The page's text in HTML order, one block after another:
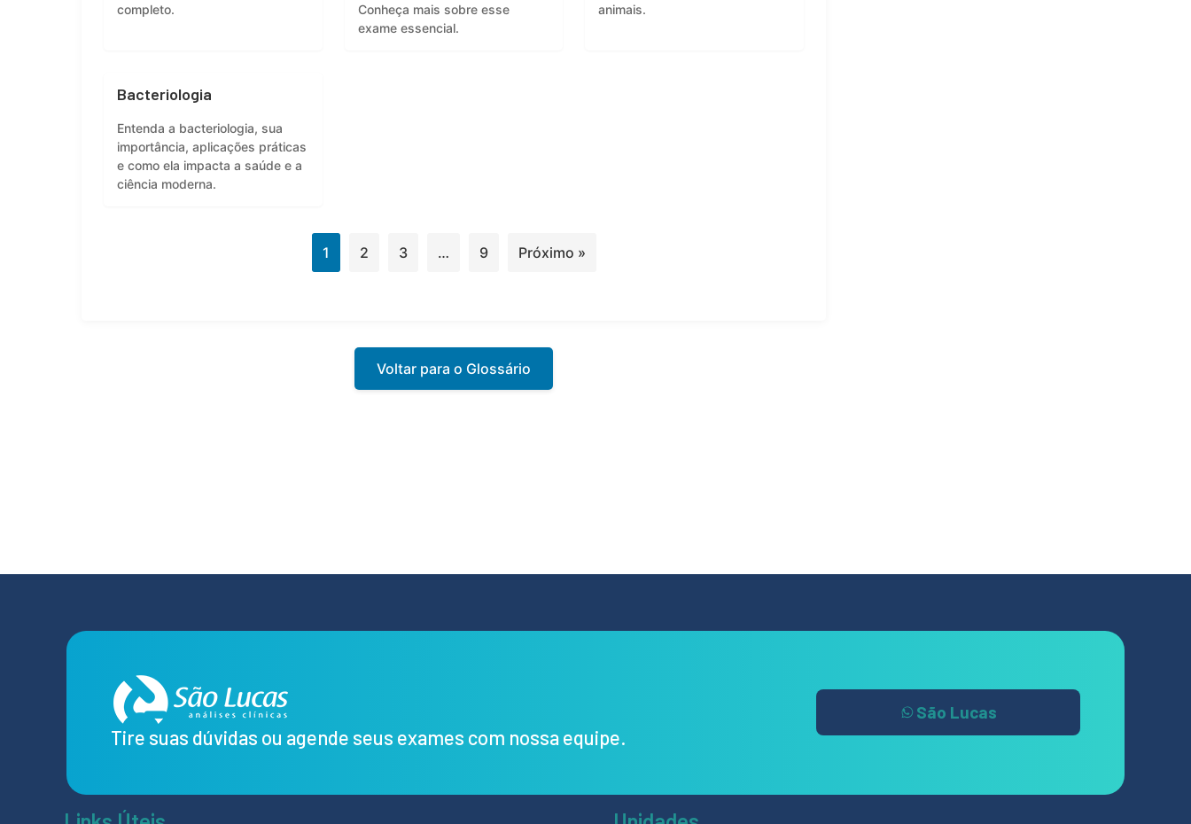
completo.
Conheça mais sobre esse
exame essencial.
animais.
Bacteriologia
Entenda a bacteriologia, sua
importância, aplicações práticas
e como ela impacta a saúde e a
ciência moderna.
1 2 3 … 9 Próximo »
Voltar para o Glossário
Tire suas dúvidas ou agende seus exames com nossa equipe.
São Lucas